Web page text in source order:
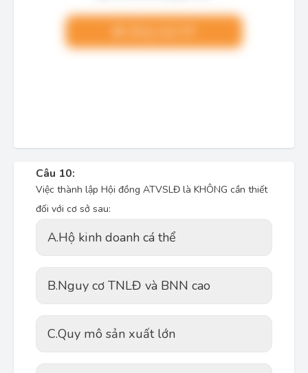
Câu 10:
Việc thành lập Hội đồng ATVSLĐ là KHÔNG cần thiết
đối với cơ sở sau:
A.Hộ kinh doanh cá thể
B.Nguy cơ TNLĐ và BNN cao
C.Quy mô sản xuất lớn